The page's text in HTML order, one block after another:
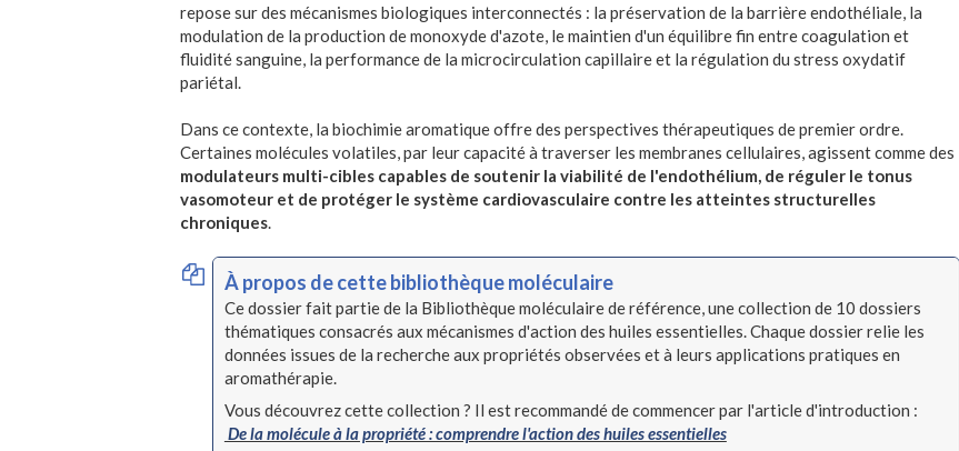
repose sur des mécanismes biologiques interconnectés : la préservation de la barrière endothéliale, la
modulation de la production de monoxyde d'azote, le maintien d'un équilibre fin entre coagulation et
fluidité sanguine, la performance de la microcirculation capillaire et la régulation du stress oxydatif
pariétal.
Dans ce contexte, la biochimie aromatique offre des perspectives thérapeutiques de premier ordre.
Certaines molécules volatiles, par leur capacité à traverser les membranes cellulaires, agissent comme des
modulateurs multi-cibles capables de soutenir la viabilité de l'endothélium, de réguler le tonus
vasomoteur et de protéger le système cardiovasculaire contre les atteintes structurelles
chroniques
À propos de cette bibliothèque moléculaire
Ce dossier fait partie de la Bibliothèque moléculaire de référence, une collection de 10 dossiers
thématiques consacrés aux mécanismes d'action des huiles essentielles. Chaque dossier relie les
données issues de la recherche aux propriétés observées et à leurs applications pratiques en
aromathérapie.
Vous découvrez cette collection ? Il est recommandé de commencer par l'article d'introduction :
De la molécule à la propriété : comprendre l'action des huiles essentielles